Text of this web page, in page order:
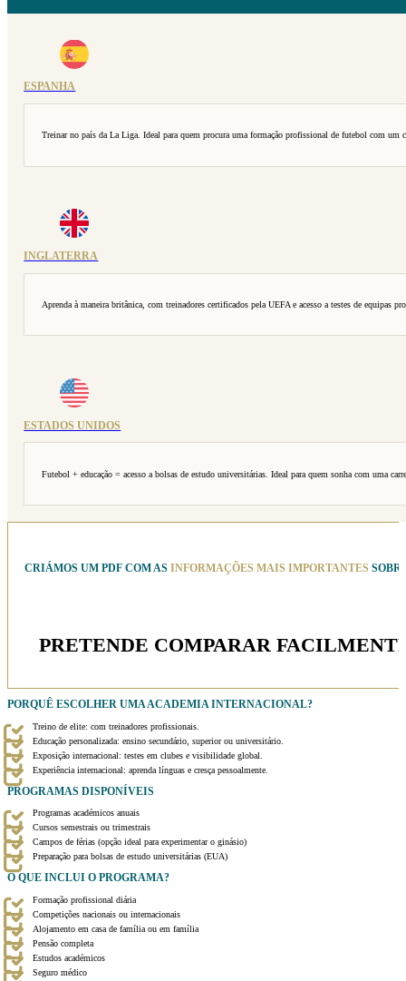
ESPANHA
Treinar no país da La Liga. Ideal para quem procura uma formação profissional de futebol com um
INGLATERRA
Aprenda à maneira britânica, com treinadores certificados pela UEFA e acesso a testes de equipas
ESTADOS UNIDOS
Futebol + educação = acesso a bolsas de estudo universitárias. Ideal para quem sonha com uma
CRIÁMOS UM PDF COM ASINFORMAÇÕES MAIS IMPORTANTES
PRETENDE COMPARAR
PORQUÊ ESCOLHER UMA ACADEMIA INTERNACIONAL?
Treino de elite: com treinadores profissionais.
Educação personalizada: ensino secundário, superior ou universitário.
Exposição internacional: testes em clubes e visibilidade global.
Experiência internacional: aprenda línguas e cresça pessoalmente.
PROGRAMAS DISPONÍVEIS
Programas académicos anuais
Cursos semestrais ou trimestrais
Campos de férias (opção ideal para experimentar o ginásio)
Preparação para bolsas de estudo universitárias (EUA)
O QUE INCLUI O PROGRAMA?
Formação profissional diária
Competições nacionais ou internacionais
Alojamento em casa de família ou em família
Pensão completa
Estudos académicos
Seguro médico